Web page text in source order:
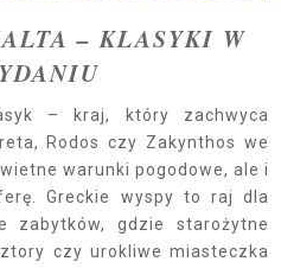
– KLASYKI W
– kraj, który zachwyca
Rodos czy Zakynthos we
warunki pogodowe, ale i
Greckie wyspy to raj dla
zabytków, gdzie starożytne
czy urokliwe miasteczka